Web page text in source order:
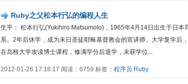
Ruby之父松本行弘的编程人生
生平： 松本行弘(Yukihiro Matsumoto)，1965年4月14日出生于日
系。2年后休学，成为末日圣徒耶稣基督教会的宣讲师。大学复学后
在岛根大学攻读博士课程，修满学分后退学，未获学位...
2012-01-26 17:18:17 阅读：6759 标签： 程序员 Ruby